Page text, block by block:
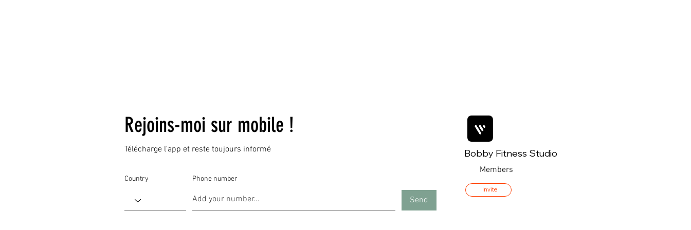
Members
Invite
Bobby Fitness Studio
Rejoins-moi sur mobile !
Télécharge l'app et reste toujours informé
Send
Country Phone number